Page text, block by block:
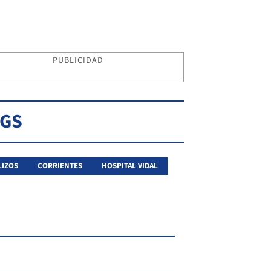
PUBLICIDAD
CORRIENTES HOSPITAL VIDAL